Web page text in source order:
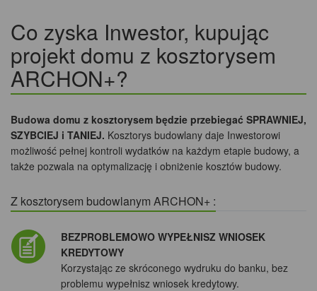
Co zyska Inwestor, kupując
projekt domu z kosztorysem
ARCHON+?
Budowa domu z kosztorysem będzie przebiegać SPRAWNIEJ,
SZYBCIEJ i TANIEJ. Kosztorys budowlany daje Inwestorowi
możliwość pełnej kontroli wydatków na każdym etapie budowy, a
także pozwala na optymalizację i obniżenie kosztów budowy.
Z kosztorysem budowlanym ARCHON+ :
BEZPROBLEMOWO WYPEŁNISZ WNIOSEK
KREDYTOWY
Korzystając ze skróconego wydruku do banku, bez
problemu wypełnisz wniosek kredytowy.